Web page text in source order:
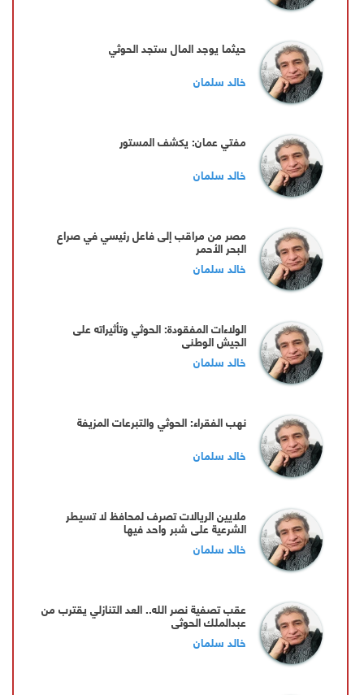
حيثما يوجد المال ستجد الحوثي
خالد سلمان
مفتي عمان: يكشف المستور
خالد سلمان
مصر من مراقب إلى فاعل رئيسي في صراع
البحر الأحمر
خالد سلمان
الولاءات المفقودة: الحوثي وتأثيراته على
الجيش الوطني
خالد سلمان
نهب الفقراء: الحوثي والتبرعات المزيفة
خالد سلمان
ملايين الريالات تصرف لمحافظ لا تسيطر
الشرعية على شبر واحد فيها
خالد سلمان
عقب تصفية نصر الله.. العد التنازلي يقترب من
عبدالملك الحوثي
خالد سلمان